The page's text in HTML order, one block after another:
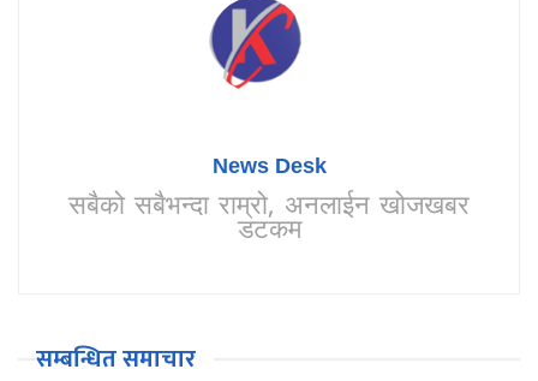
News Desk
सबैको सबैभन्दा राम्रो, अनलाईन खोजखबर
डटकम
सम्बन्धित समाचार